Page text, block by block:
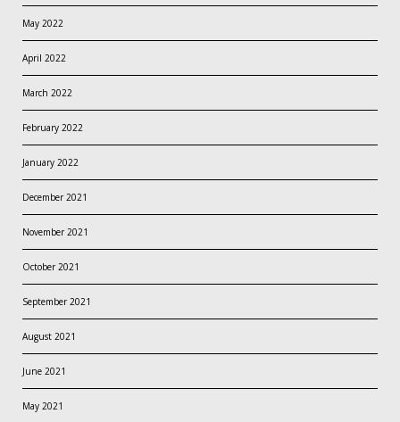
May 2022
April 2022
March 2022
February 2022
January 2022
December 2021
November 2021
October 2021
September 2021
August 2021
June 2021
May 2021